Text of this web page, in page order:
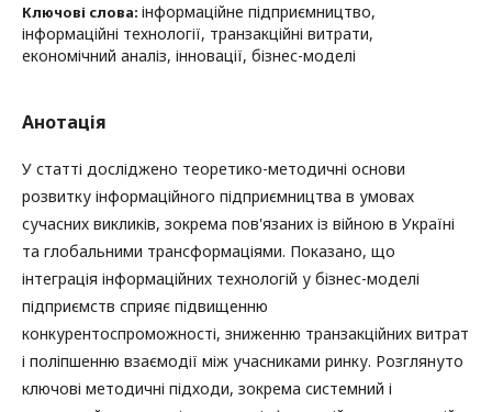
Ключові слова: інформаційне підприємництво,
інформаційні технології, транзакційні витрати,
економічний аналіз, інновації, бізнес-моделі
Анотація
У статті досліджено теоретико-методичні основи
розвитку інформаційного підприємництва в умовах
сучасних викликів, зокрема пов'язаних із війною в Україні
та глобальними трансформаціями. Показано, що
інтеграція інформаційних технологій у бізнес-моделі
підприємств сприяє підвищенню
конкурентоспроможності, зниженню транзакційних витрат
і поліпшенню взаємодії між учасниками ринку. Розглянуто
ключові методичні підходи, зокрема системний і